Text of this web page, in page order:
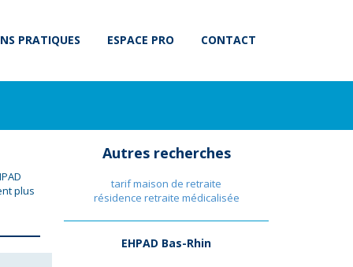
PRATIQUES ESPACE PRO CONTACT
plus
Autres recherches
tarif maison de retraite
résidence retraite médicalisée
EHPAD Bas-Rhin